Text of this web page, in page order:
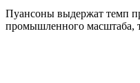
Пуансоны выдержат темп
промышленного масштаба,